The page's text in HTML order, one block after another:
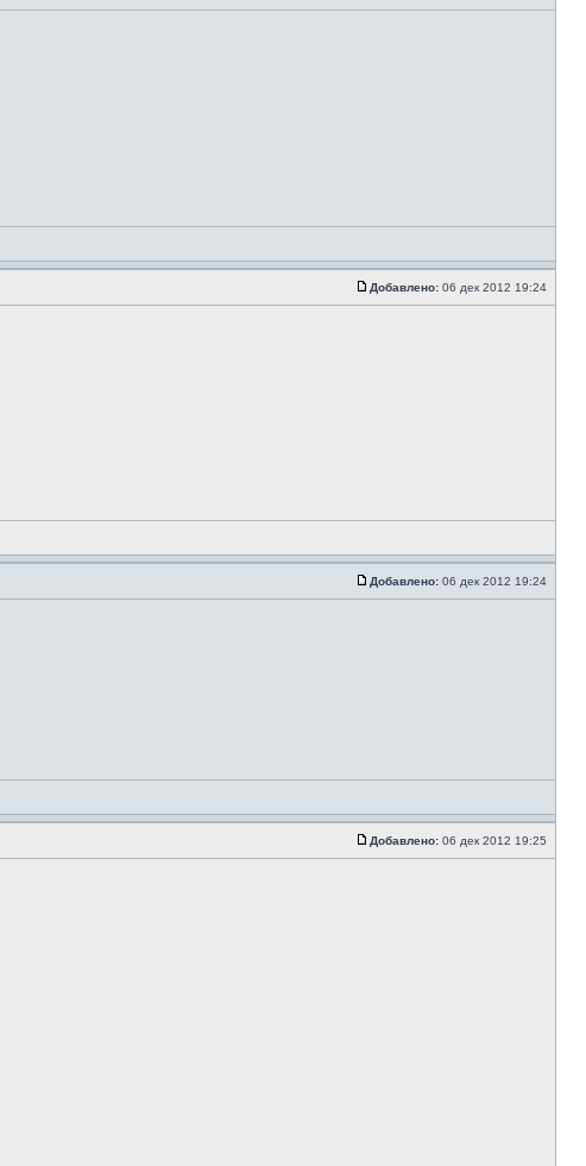
Добавлено: 06 дек 2012 19:24
Добавлено: 06 дек 2012 19:24
Добавлено: 06 дек 2012 19:25